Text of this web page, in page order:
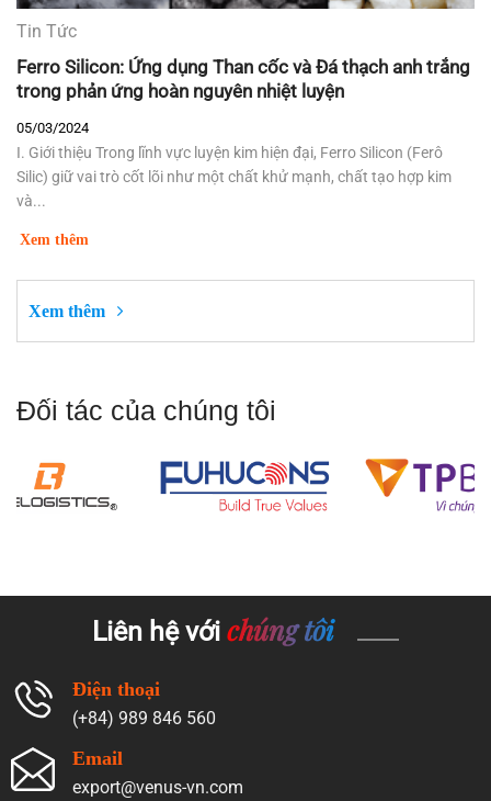
Tin Tức
Ferro Silicon: Ứng dụng Than cốc và Đá thạch anh trắng
trong phản ứng hoàn nguyên nhiệt luyện
05/03/2024
I. Giới thiệu Trong lĩnh vực luyện kim hiện đại, Ferro Silicon (Ferô
Silic) giữ vai trò cốt lõi như một chất khử mạnh, chất tạo hợp kim
và...
Xem thêm
Xem thêm
Đối tác của chúng tôi
Liên hệ với chúng tôi
Điện thoại
(+84) 989 846 560
Email
export@venus-vn.com